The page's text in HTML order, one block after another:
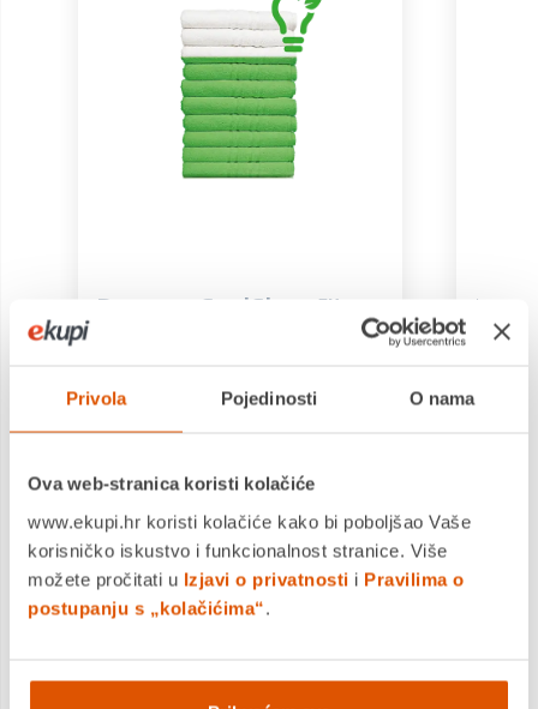
Privola Pojedinosti O nama
Ova web-stranica koristi kolačiće
www.ekupi.hr koristi kolačiće kako bi poboljšao Vaše
korisničko iskustvo i funkcionalnost stranice. Više
možete pročitati u Izjavi o privatnosti i Pravilima o
postupanju s „kolačićima“.
Program CoolClean ™
75% manje energije
Operite svoj normalno
energije redovitog
pranja pomoću
programa CoolClean ™.
Zahvaljujući 2 super
učinkovite mlaznice za
deterdžent puno bolje